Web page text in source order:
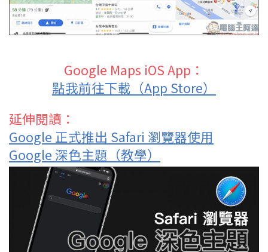
Google Maps iOS App：
點我前往下載（App Store）
延伸閱讀：
Google 正式推出 Safari 瀏覽器使用
Google 深色主題（教學）